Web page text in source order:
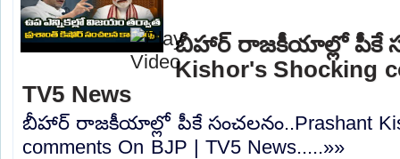
బీహార్ రాజకీయాల్లో పీకే
Kishor's Shocking
TV5 News
బీహార్ రాజకీయాల్లో పీకే సంచలనం..Prashant
comments On BJP | TV5 News.....»»